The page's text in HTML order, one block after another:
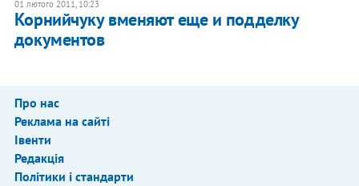
01 лютого 2011, 10:23
Корнийчуку вменяют еще и подделку
документов
Про нас
Реклама на сайті
Івенти
Редакція
Політики і стандарти